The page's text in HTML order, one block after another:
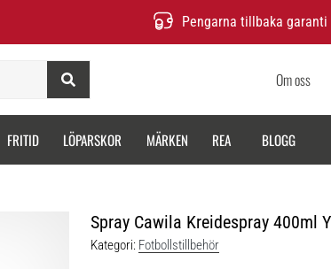
Pengarna tillbaka garanti
Om oss
FRITID LÖPARSKOR MÄRKEN REA BLOGG
Spray Cawila Kreidespray 400ml
Kategori: Fotbollstillbehör